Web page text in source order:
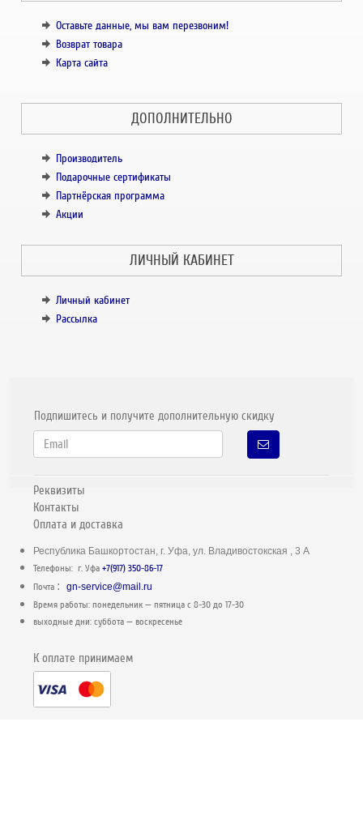
Оставьте данные, мы вам перезвоним!
Возврат товара
Карта сайта
ДОПОЛНИТЕЛЬНО
Производитель
Подарочные сертификаты
Партнёрская программа
Акции
ЛИЧНЫЙ КАБИНЕТ
Личный кабинет
Рассылка
Подпишитесь и получите дополнительную скидку
Реквизиты
Контакты
Оплата и доставка
Республика Башкортостан, г. Уфа, ул. Владивостокская , 3 А
Телефоны: г. Уфа+7(917) 350-86-17
Почта :gn-service@mail.ru
Время работы: понедельник — пятница c 8-30 до 17-30
выходные дни: суббота — воскресенье
К оплате принимаем